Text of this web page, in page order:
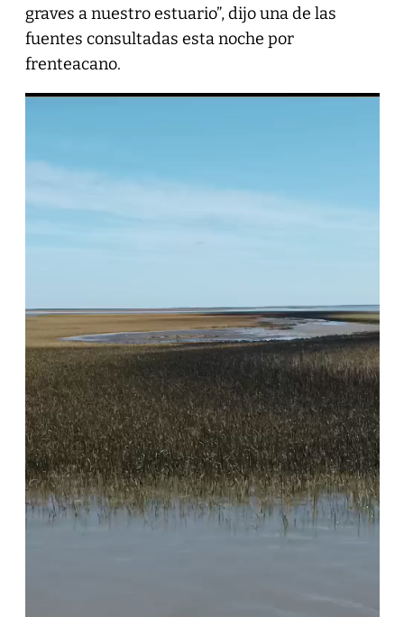
graves a nuestro estuario”, dijo una de las
fuentes consultadas esta noche por
frenteacano.